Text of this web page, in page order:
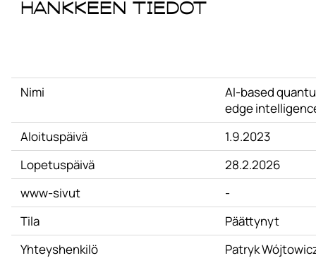
Hankkeen tiedot
Nimi
AI-based
edge
Aloituspäivä
1.9.2023
Lopetuspäivä
28.2.2026
www-sivut
-
Tila
Päättynyt
Yhteyshenkilö
Patryk